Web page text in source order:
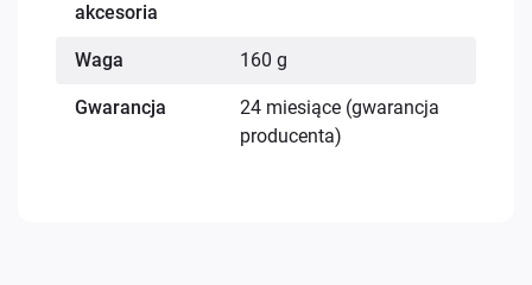
akcesoria
Waga 160 g
Gwarancja
24 miesiące (gwarancja
producenta)